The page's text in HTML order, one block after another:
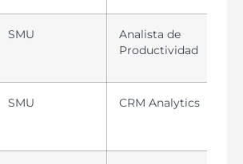
SMU
Analista de
Productividad
SMU CRM Analytics